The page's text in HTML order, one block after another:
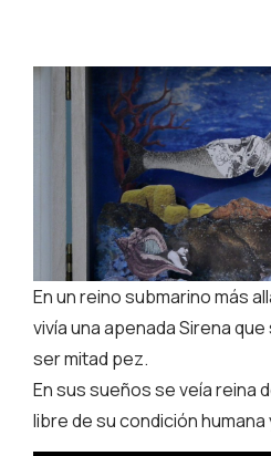
En un reino submarino más
vivía una apenada Sirena
ser mitad pez.
En sus sueños se veía reina
libre de su condición